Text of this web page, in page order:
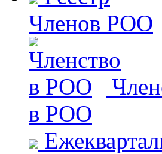
Членов РОО
в РОО